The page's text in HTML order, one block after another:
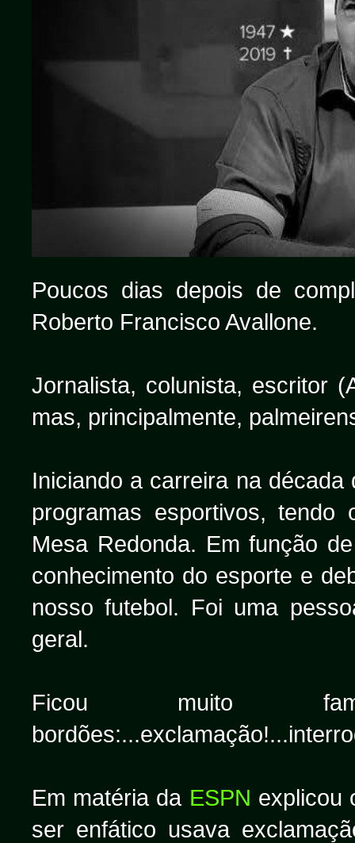
Poucos dias depois de
Roberto Francisco Avallone.
Jornalista, colunista, escritor
mas, principalmente,
Iniciando a carreira na
programas esportivos, tendo
Mesa Redonda. Em função
conhecimento do esporte e
nosso futebol. Foi uma
geral.
Ficou muito
Em matéria da ESPN explicou
ser enfático usava